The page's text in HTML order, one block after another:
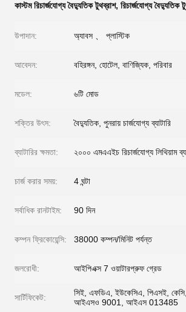
কাস্টম রিচার্জযোগ্য বৈদ্যুতিক টুথব্রাশ, রিচার্জযোগ্য বৈদ্যুতিক
উপাদান: অ্যাবস 、 প্লাস্টিক
আবেদন: বহিরঙ্গন, হোটেল, বাণিজ্যিক, পরিবার
মডেল: ৬টি মোড
শক্তির উৎস: বৈদ্যুতিক, পুনরায় চার্জযোগ্য ব্যাটারি
ব্যাটারির ক্ষমতা: ২০০০ এমএএইচ রিচার্জযোগ্য লিথিয়াম
চার্জ করার সময়: 4 ঘন্টা
সর্বাধিক রানটাইম: 90 দিন
কম্পন ফ্রিকোয়েন্সি: 38000 কম্পন/মিনিট পর্যন্ত
জলরোধী: আইপিএক্স 7 ওয়াটারপ্রুফ গ্রেড
সার্টিফিকেট:
সিই, এফডিএ, ইউকেসিএ, পিএসই,
আইএসও 9001, আইএস 013485